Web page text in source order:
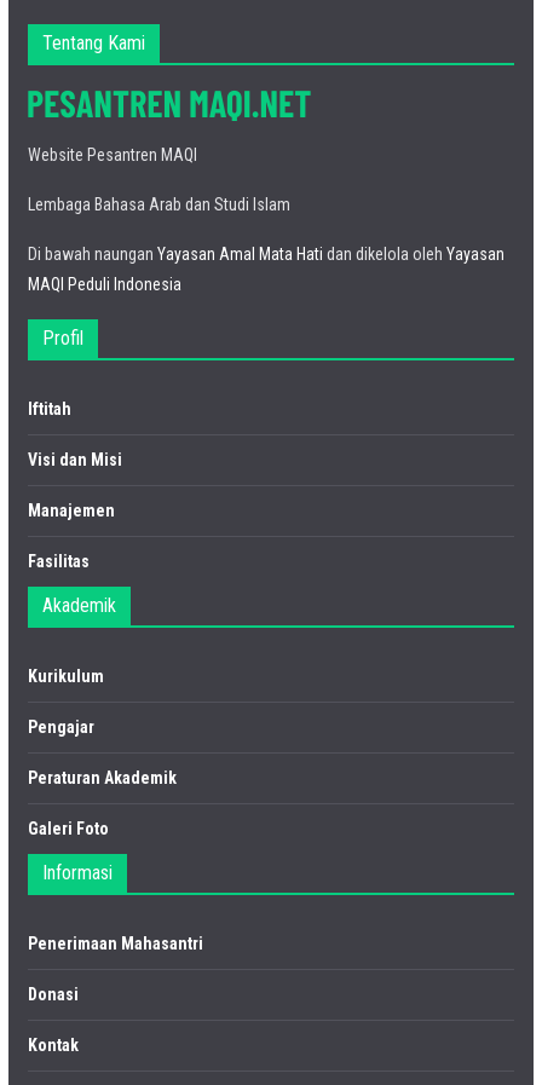
Tentang Kami
Website Pesantren MAQI
Lembaga Bahasa Arab dan Studi Islam
Di bawah naungan Yayasan Amal Mata Hati dan dikelola oleh Yayasan
MAQI Peduli Indonesia
Profil
Iftitah
Visi dan Misi
Manajemen
Fasilitas
Akademik
Kurikulum
Pengajar
Peraturan Akademik
Galeri Foto
Informasi
Penerimaan Mahasantri
Donasi
Kontak